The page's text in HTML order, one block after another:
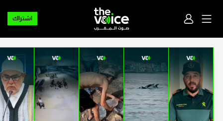
اشتراك